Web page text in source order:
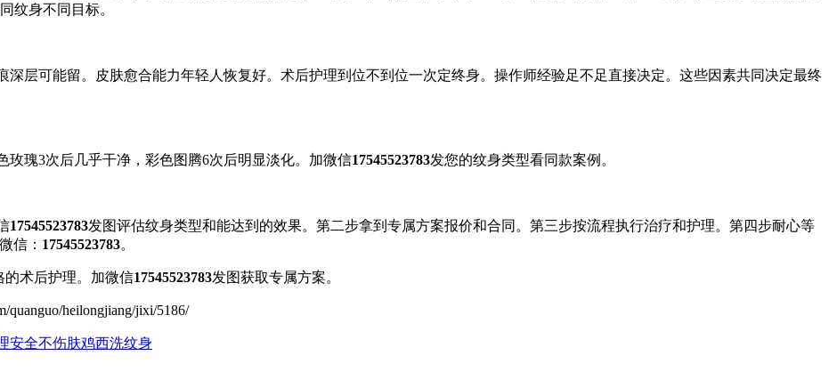
纹身不同目标。
层可能留。皮肤愈合能力年轻人恢复好。术后护理到位不到位一次定终身。操作师经验足不足直接决定。这些因素共同决定最终
瑰3次后几乎干净，彩色图腾6次后明显淡化。加微信17545523783发您的纹身类型看同款案例。
17545523783发图评估纹身类型和能达到的效果。第二步拿到专属方案报价和合同。第三步按流程执行治疗和护理。第四步耐心等
信： 17545523783。
的术后护理。加微信17545523783发图获取专属方案。
heilongjiang/jixi/5186/
安全不伤肤鸡西洗纹身